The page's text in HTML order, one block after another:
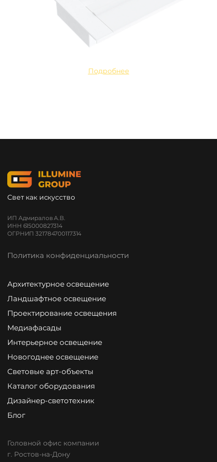
Подробнее
Свет как искусство
ИП Адмиралов А.В.
ИНН 615000827314
ОГРНИП 321784700117314
Политика конфиденциальности
Архитектурное освещение
Ландшафтное освещение
Проектирование освещения
Медиафасады
Интерьерное освещение
Новогоднее освещение
Световые арт-объекты
Каталог оборудования
Дизайнер-светотехник
Блог
Головной офис компании
г. Ростов-на-Дону